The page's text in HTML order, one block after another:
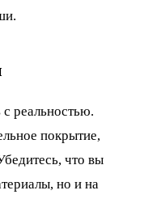
реальностью.
покрытие,
что вы
но и на